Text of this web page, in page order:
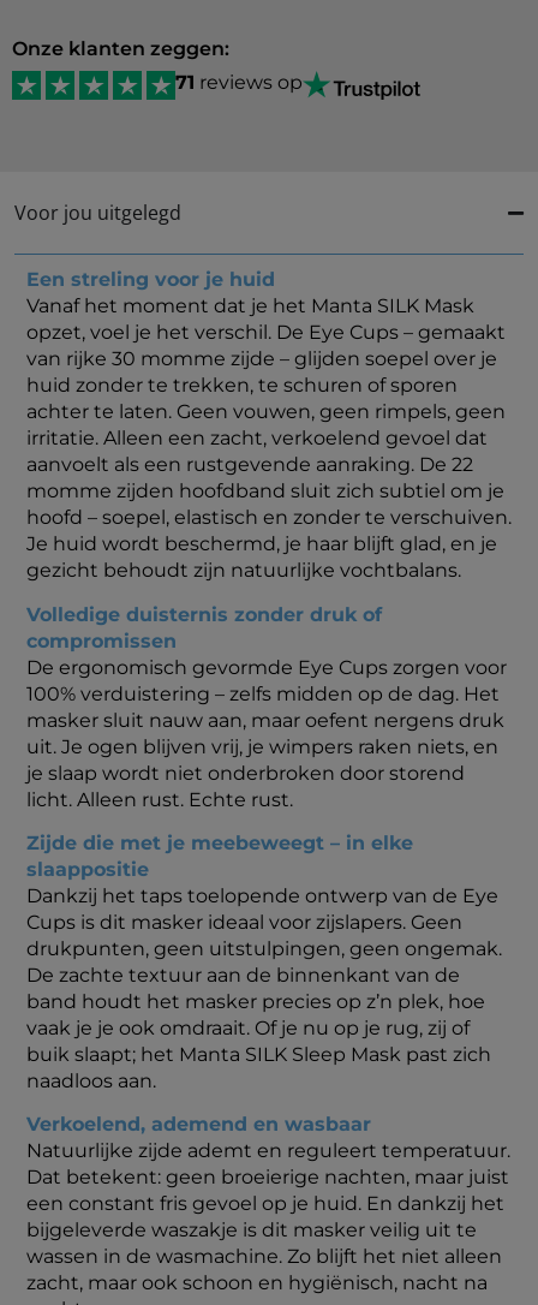
Onze klanten zeggen:
71 reviews op
Voor jou uitgelegd
Een streling voor je huid
Vanaf het moment dat je het Manta SILK Mask
opzet, voel je het verschil. De Eye Cups – gemaakt
van rijke 30 momme zijde – glijden soepel over je
huid zonder te trekken, te schuren of sporen
achter te laten. Geen vouwen, geen rimpels, geen
irritatie. Alleen een zacht, verkoelend gevoel dat
aanvoelt als een rustgevende aanraking. De 22
momme zijden hoofdband sluit zich subtiel om je
hoofd – soepel, elastisch en zonder te verschuiven.
Je huid wordt beschermd, je haar blijft glad, en je
gezicht behoudt zijn natuurlijke vochtbalans.
Volledige duisternis zonder druk of
compromissen
De ergonomisch gevormde Eye Cups zorgen voor
100% verduistering – zelfs midden op de dag. Het
masker sluit nauw aan, maar oefent nergens druk
uit. Je ogen blijven vrij, je wimpers raken niets, en
je slaap wordt niet onderbroken door storend
licht. Alleen rust. Echte rust.
Zijde die met je meebeweegt – in elke
slaappositie
Dankzij het taps toelopende ontwerp van de Eye
Cups is dit masker ideaal voor zijslapers. Geen
drukpunten, geen uitstulpingen, geen ongemak.
De zachte textuur aan de binnenkant van de
band houdt het masker precies op z’n plek, hoe
vaak je je ook omdraait. Of je nu op je rug, zij of
buik slaapt; het Manta SILK Sleep Mask past zich
naadloos aan.
Verkoelend, ademend en wasbaar
Natuurlijke zijde ademt en reguleert temperatuur.
Dat betekent: geen broeierige nachten, maar juist
een constant fris gevoel op je huid. En dankzij het
bijgeleverde waszakje is dit masker veilig uit te
wassen in de wasmachine. Zo blijft het niet alleen
zacht, maar ook schoon en hygiënisch, nacht na